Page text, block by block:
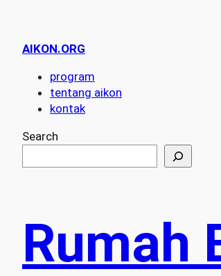
AIKON.ORG
program
tentang aikon
kontak
Search
Rumah